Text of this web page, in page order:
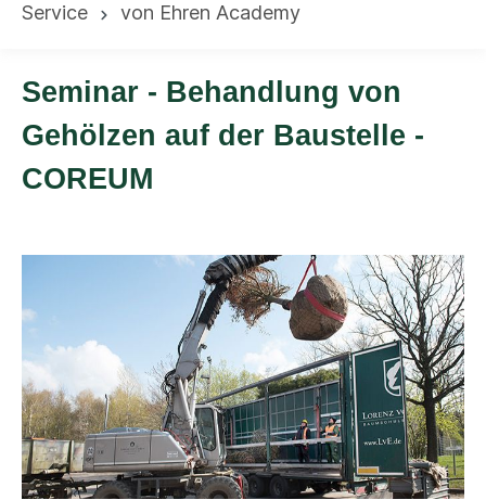
Service von Ehren Academy
Seminar - Behandlung von
Gehölzen auf der Baustelle -
COREUM